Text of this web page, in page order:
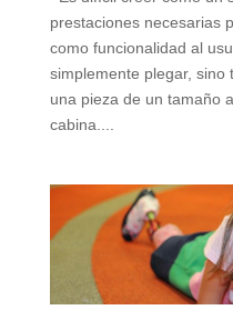
prestaciones necesarias
como funcionalidad al
simplemente plegar, sino
una pieza de un tamaño
cabina....